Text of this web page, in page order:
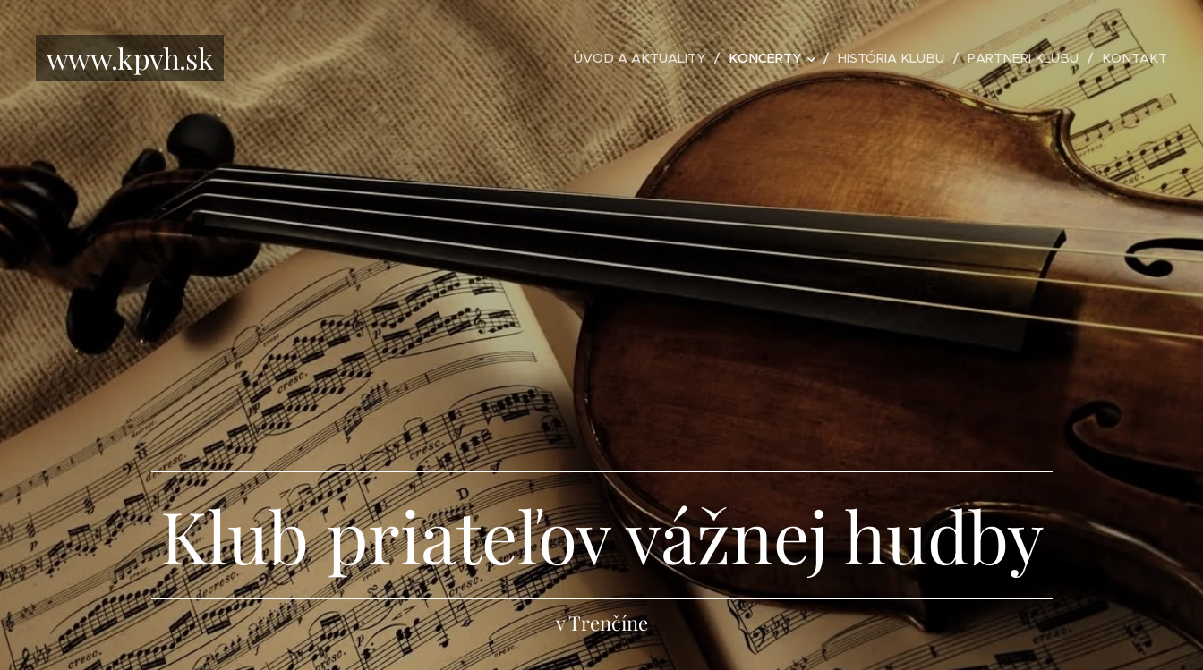
www.kpvh.sk ÚVOD A AKTUALITY KONCERTY HISTÓRIA KLUBU PARTNERI KLUBU KONTAKT
Klub priateľov vážnej hudby
v Trenčíne